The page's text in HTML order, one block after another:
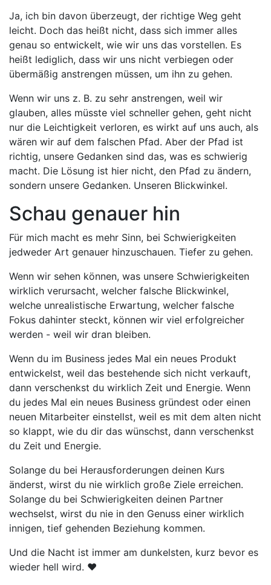
Ja, ich bin davon überzeugt, der richtige Weg geht
leicht. Doch das heißt nicht, dass sich immer alles
genau so entwickelt, wie wir uns das vorstellen. Es
heißt lediglich, dass wir uns nicht verbiegen oder
übermäßig anstrengen müssen, um ihn zu gehen.
Wenn wir uns z. B. zu sehr anstrengen, weil wir
glauben, alles müsste viel schneller gehen, geht nicht
nur die Leichtigkeit verloren, es wirkt auf uns auch, als
wären wir auf dem falschen Pfad. Aber der Pfad ist
richtig, unsere Gedanken sind das, was es schwierig
macht. Die Lösung ist hier nicht, den Pfad zu ändern,
sondern unsere Gedanken. Unseren Blickwinkel.
Schau genauer hin
Für mich macht es mehr Sinn, bei Schwierigkeiten
jedweder Art genauer hinzuschauen. Tiefer zu gehen.
Wenn wir sehen können, was unsere Schwierigkeiten
wirklich verursacht, welcher falsche Blickwinkel,
welche unrealistische Erwartung, welcher falsche
Fokus dahinter steckt, können wir viel erfolgreicher
werden - weil wir dran bleiben.
Wenn du im Business jedes Mal ein neues Produkt
entwickelst, weil das bestehende sich nicht verkauft,
dann verschenkst du wirklich Zeit und Energie. Wenn
du jedes Mal ein neues Business gründest oder einen
neuen Mitarbeiter einstellst, weil es mit dem alten nicht
so klappt, wie du dir das wünschst, dann verschenkst
du Zeit und Energie.
Solange du bei Herausforderungen deinen Kurs
änderst, wirst du nie wirklich große Ziele erreichen.
Solange du bei Schwierigkeiten deinen Partner
wechselst, wirst du nie in den Genuss einer wirklich
innigen, tief gehenden Beziehung kommen.
Und die Nacht ist immer am dunkelsten, kurz bevor es
wieder hell wird. ❤️